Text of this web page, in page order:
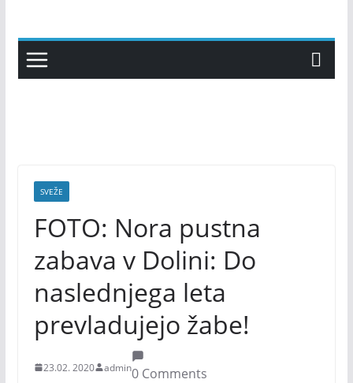
content
SVEŽE
FOTO: Nora pustna
zabava v Dolini: Do
naslednjega leta
prevladujejo žabe!
23.02. 2020 admin0 Comments